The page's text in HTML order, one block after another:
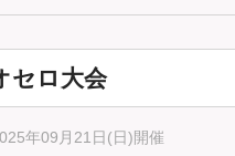
セロ大会
年09月21日(日)開催